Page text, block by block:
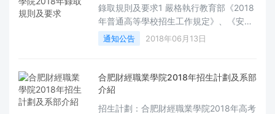
錄取規則及要求1 嚴格執行教育部《2018
年普通高等學校招生工作規定》、《安徽
省普通高等學校招生工作實施意見》等文
件精神，本著公平、公正、公開的原則，
生比例和身體健康狀
通知公告 2018年06月13日
合肥財經職業學院2018年招生計劃及系部
介紹
招生計劃：合肥財經職業學院2018年高考